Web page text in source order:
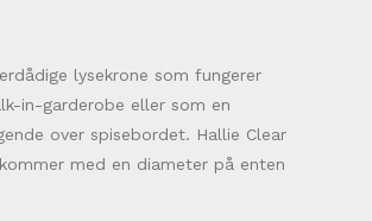
lysekrone som fungerer
in-garderobe eller som en
over spisebordet. Hallie Clear
med en diameter på enten